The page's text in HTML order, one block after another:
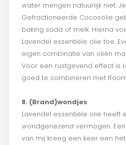
water mengen natuurlijk niet.
Gefractioneerde Cocosolie
baking soda of melk. Hierna
Lavendel essentiële olie toe.
eigen combinatie van oliën
Voor een rustgevend effect is
goed te combineren met
8. (Brand)wondjes
Lavendel essentiële olie heeft
wondgenezend vermogen.
van mij kreeg een keer een